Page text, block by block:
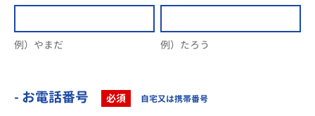
例）やまだ 例）たろう
- お電話番号 必須 自宅又は携帯番号